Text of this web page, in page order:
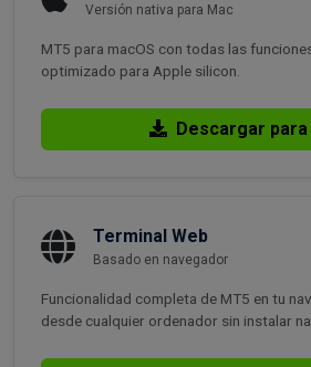
Versión nativa para Mac
MT5 para macOS con todas las
optimizado para Apple silicon.
Descargar para
Terminal Web
Basado en navegador
Funcionalidad completa de MT5 en tu
desde cualquier ordenador sin instalar